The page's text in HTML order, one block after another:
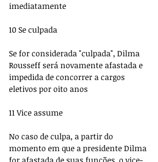
imediatamente
10 Se culpada
Se for considerada "culpada", Dilma
Rousseff será novamente afastada e
impedida de concorrer a cargos
eletivos por oito anos
11 Vice assume
No caso de culpa, a partir do
momento em que a presidente Dilma